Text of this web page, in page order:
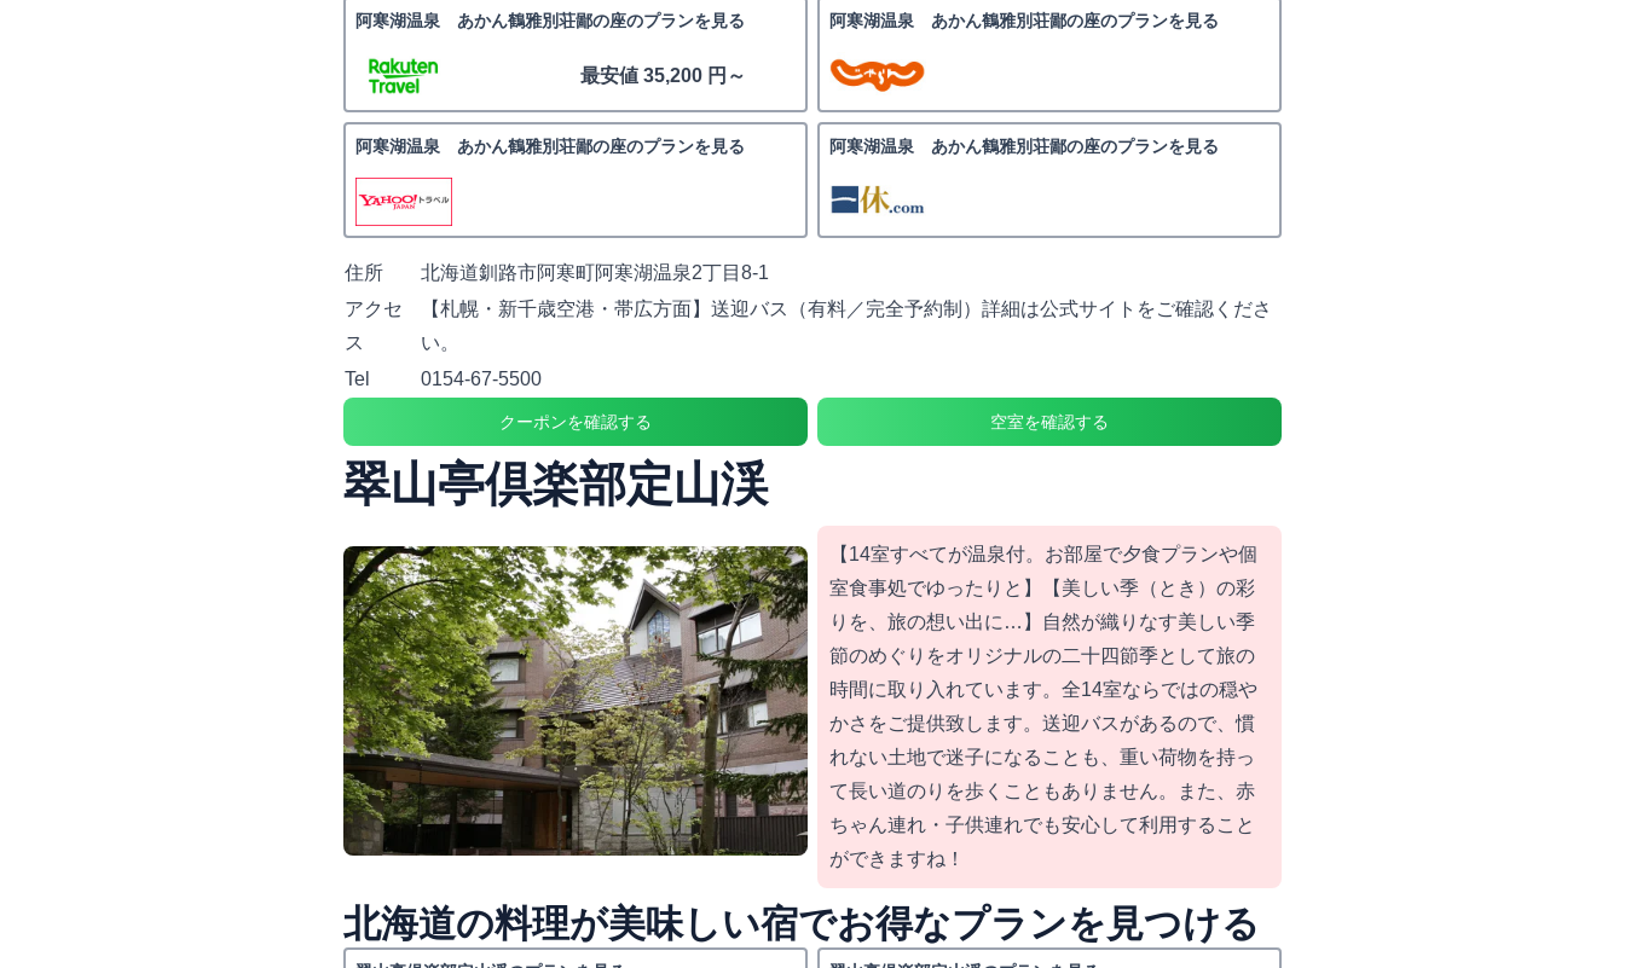
阿寒湖温泉 あかん鶴雅別荘鄙の座のプランを見る
最安値 35,200 円～
阿寒湖温泉 あかん鶴雅別荘鄙の座のプランを見る
阿寒湖温泉 あかん鶴雅別荘鄙の座のプランを見る 阿寒湖温泉 あかん鶴雅別荘鄙の座のプランを見る
住所
北海道釧路市阿寒町阿寒湖温泉2丁目8-1
アクセ
ス
【札幌・新千歳空港・帯広方面】送迎バス（有料／完全予約制）詳細は公式サイトをご確認くださ
い。
Tel
0154-67-5500
クーポンを確認する 空室を確認する
翠山亭倶楽部定山渓
【14室すべてが温泉付。お部屋で夕食プランや個
室食事処でゆったりと】【美しい季（とき）の彩
りを、旅の想い出に…】自然が織りなす美しい季
節のめぐりをオリジナルの二十四節季として旅の
時間に取り入れています。全14室ならではの穏や
かさをご提供致します。送迎バスがあるので、慣
れない土地で迷子になることも、重い荷物を持っ
て長い道のりを歩くこともありません。また、赤
ちゃん連れ・子供連れでも安心して利用すること
ができますね！
北海道の料理が美味しい宿でお得なプランを見つける